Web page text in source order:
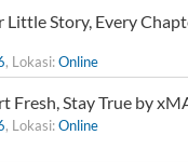
Little Story, Every
, Lokasi:Online
Fresh, Stay True by
, Lokasi:Online